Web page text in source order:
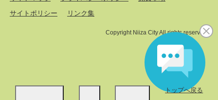
トップへ戻る
サイトポリシー
リンク集
Copyright Niiza City All rights reserved.